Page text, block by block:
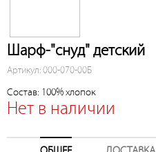
Шарф-"снуд" детский
Артикул: 000-070-00Б
Состав: 100% хлопок
Нет в наличии